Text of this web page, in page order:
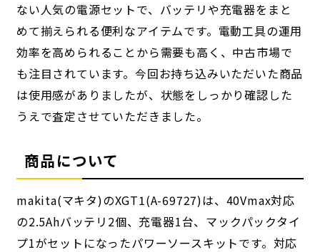
ない人気の電源セットで、バッテリや充電器をまと
めて揃えられる便利なアイテムです。電動工具の運用
効率を高められることから需要も高く、中古市場で
も注目されています。今回お持ち込みいただいた商品
は使用感がありましたが、状態をしっかり確認した
うえで査定させていただきました。
商品について
makita(マキタ)のXGT1(A-69727)は、40Vmax対応
の2.5Ahバッテリ2個、充電器1台、マックパックタイ
プ1がセットになったパワーソースキットです。対応